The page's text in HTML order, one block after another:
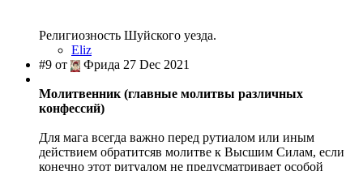
Религиозность Шуйского уезда.
Eliz
#9 от
Фрида 27 Dec 2021
Молитвенник (главные молитвы различных
конфессий)
Для мага всегда важно перед рутиалом или иным
действием обратитсяв молитве к Высшим Силам, если
конечно этот ритуалом не предусматривает особой